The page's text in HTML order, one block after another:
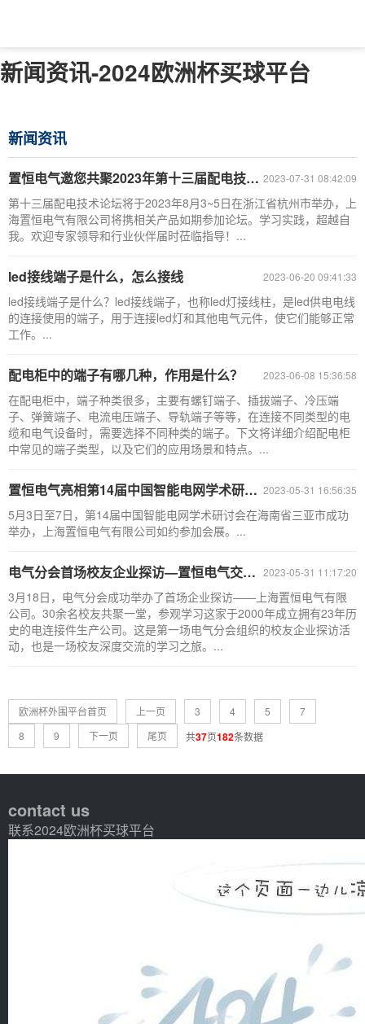
新闻资讯-2024欧洲杯买球平台
新闻资讯
2023-07-31 08:42:09
置恒电气邀您共聚2023年第十三届配电技术应用论坛​
第十三届配电技术论坛将于2023年8月3~5日在浙江省杭州市举办，上
海置恒电气有限公司将携相关产品如期参加论坛。学习实践，超越自
我。欢迎专家领导和行业伙伴届时莅临指导！...
2023-06-20 09:41:33
led接线端子是什么，怎么接线
led接线端子是什么？led接线端子，也称led灯接线柱，是led供电电线
的连接使用的端子，用于连接led灯和其他电气元件，使它们能够正常
工作。...
2023-06-08 15:36:58
配电柜中的端子有哪几种，作用是什么？
在配电柜中，端子种类很多，主要有螺钉端子、插拔端子、冷压端
子、弹簧端子、电流电压端子、导轨端子等等，在连接不同类型的电
缆和电气设备时，需要选择不同种类的端子。下文将详细介绍配电柜
中常见的端子类型，以及它们的应用场景和特点。...
2023-05-31 16:56:35
置恒电气亮相第14届中国智能电网学术研讨会
5月3日至7日，第14届中国智能电网学术研讨会在海南省三亚市成功
举办，上海置恒电气有限公司如约参加会展。...
2023-05-31 11:17:20
电气分会首场校友企业探访—置恒电气交流会成功举行
3月18日，电气分会成功举办了首场企业探访——上海置恒电气有限
公司。30余名校友共聚一堂，参观学习这家于2000年成立拥有23年历
史的电连接件生产公司。这是第一场电气分会组织的校友企业探访活
动，也是一场校友深度交流的学习之旅。...
欧洲杯外围平台首页 上一页 3 4 5
7
8
9 下一页 尾页 共37页182条数据
contact us
联系2024欧洲杯买球平台